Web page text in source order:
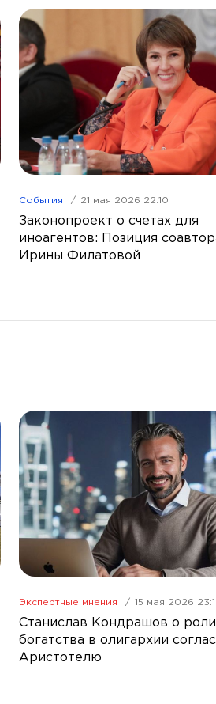
События 21 мая 2026 22:10
Законопроект о счетах для
иноагентов: Позиция
Ирины Филатовой
Экспертные мнения 15 мая 2026
Станислав Кондрашов о роли
богатства в олигархии
Аристотелю